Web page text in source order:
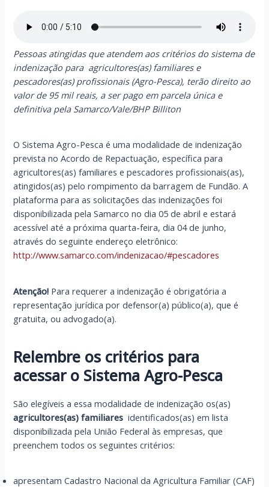
Pessoas atingidas que atendem aos critérios do sistema de
indenização para agricultores(as) familiares e
pescadores(as) profissionais (Agro-Pesca), terão direito ao
valor de 95 mil reais, a ser pago em parcela única e
definitiva pela Samarco/Vale/BHP Billiton
O Sistema Agro-Pesca é uma modalidade de indenização
prevista no Acordo de Repactuação, específica para
agricultores(as) familiares e pescadores profissionais(as),
atingidos(as) pelo rompimento da barragem de Fundão. A
plataforma para as solicitações das indenizações foi
disponibilizada pela Samarco no dia 05 de abril e estará
acessível até a próxima quarta-feira, dia 04 de junho,
através do seguinte endereço eletrônico:
http://www.samarco.com/indenizacao/#pescadores
Atenção! Para requerer a indenização é obrigatória a
representação jurídica por defensor(a) público(a), que é
gratuita, ou advogado(a).
Relembre os critérios para
acessar o Sistema Agro-Pesca
São elegíveis a essa modalidade de indenização os(as)
agricultores(as) familiares identificados(as) em lista
disponibilizada pela União Federal às empresas, que
preenchem todos os seguintes critérios:
apresentam Cadastro Nacional da Agricultura Familiar (CAF)